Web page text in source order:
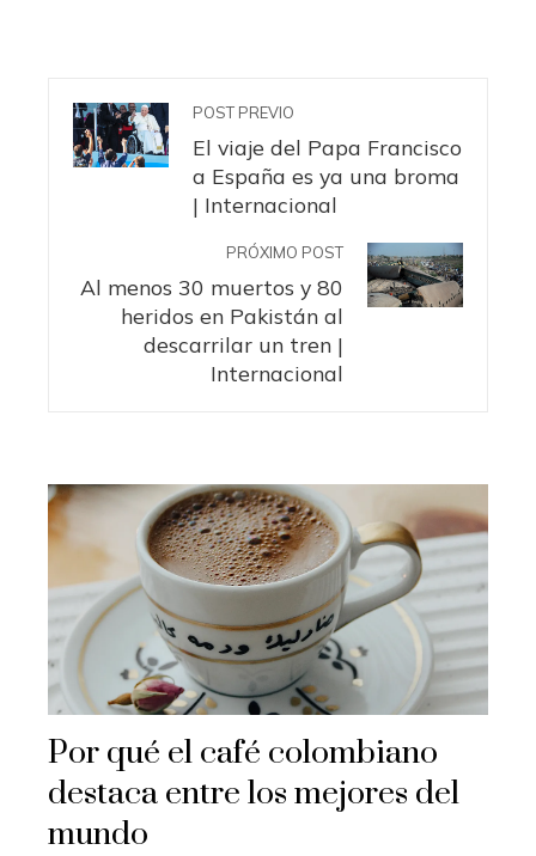
POST PREVIO
El viaje del Papa Francisco
a España es ya una broma
| Internacional
PRÓXIMO POST
Al menos 30 muertos y 80
heridos en Pakistán al
descarrilar un tren |
Internacional
Por qué el café colombiano
destaca entre los mejores del
mundo